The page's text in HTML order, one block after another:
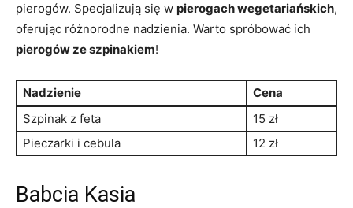
pierogów. Specjalizują się w pierogach wegetariańskich,
oferując różnorodne nadzienia. Warto spróbować ich
pierogów ze szpinakiem!
Nadzienie
Cena
Szpinak z feta
15 zł
Pieczarki i cebula
12 zł
Babcia Kasia